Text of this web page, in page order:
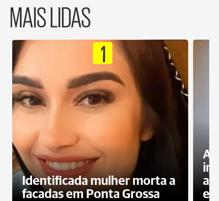
MAIS LIDAS
1
Identificada mulher morta a
facadas em Ponta Grossa